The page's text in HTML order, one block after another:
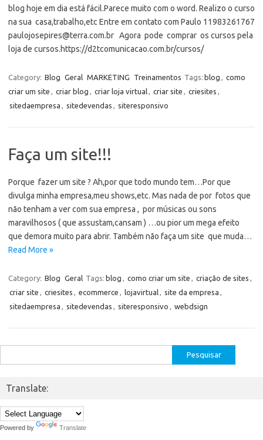
blog hoje em dia está fácil.Parece muito com o word. Realizo o curso
na sua casa,trabalho,etc Entre em contato com Paulo 11983261767
paulojosepires@terra.com.br Agora pode comprar os cursos pela
loja de cursos.https://d2tcomunicacao.com.br/cursos/
Category: Blog Geral MARKETING Treinamentos Tags: blog , como
criar um site , criar blog , criar loja virtual, criar site , criesites ,
sitedaempresa , sitedevendas , siteresponsivo
Faça um site!!!
Porque fazer um site ? Ah,por que todo mundo tem…Por que
divulga minha empresa,meu shows,etc. Mas nada de por fotos que
não tenham a ver com sua empresa , por músicas ou sons
maravilhosos ( que assustam,cansam ) …ou pior um mega efeito
que demora muito para abrir. Também não faça um site que muda…
Read More »
Category: Blog Geral Tags: blog , como criar um site , criação de sites ,
criar site , criesites , ecommerce , lojavirtual, site da empresa ,
sitedaempresa , sitedevendas , siteresponsivo , webdsign
por:
Translate:
Powered by Translate